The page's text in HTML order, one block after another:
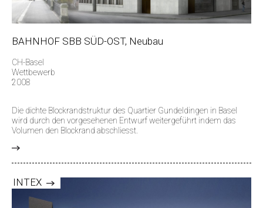
BAHNHOF SBB SÜD-OST, Neubau
CH-Basel
Wettbewerb
2008
Die dichte Blockrandstruktur des Quartier Gundeldingen in Basel
wird durch den vorgesehenen Entwurf weitergeführt indem das
Volumen den Blockrand abschliesst.
INTEX